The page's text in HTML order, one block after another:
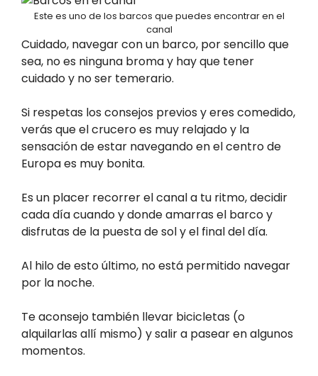
Este es uno de los barcos que puedes encontrar en el
canal
Cuidado, navegar con un barco, por sencillo que
sea, no es ninguna broma y hay que tener
cuidado y no ser temerario.
Si respetas los consejos previos y eres comedido,
verás que el crucero es muy relajado y la
sensación de estar navegando en el centro de
Europa es muy bonita.
Es un placer recorrer el canal a tu ritmo, decidir
cada día cuando y donde amarras el barco y
disfrutas de la puesta de sol y el final del día.
Al hilo de esto último, no está permitido navegar
por la noche.
Te aconsejo también llevar bicicletas (o
alquilarlas allí mismo) y salir a pasear en algunos
momentos.